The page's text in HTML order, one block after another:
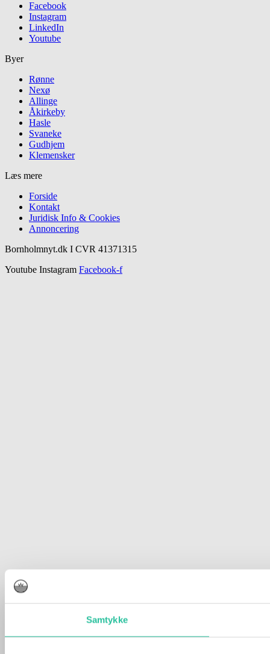
Samtykke
Facebook
Instagram
LinkedIn
Youtube
Byer
Rønne
Nexø
Allinge
Åkirkeby
Hasle
Svaneke
Gudhjem
Klemensker
Læs mere
Forside
Kontakt
Juridisk Info & Cookies​
Annoncering
Bornholmnyt.dk I CVR 41371315
Youtube Instagram Facebook-f